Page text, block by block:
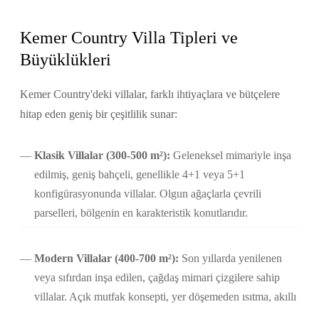
Kemer Country Villa Tipleri ve
Büyüklükleri
Kemer Country'deki villalar, farklı ihtiyaçlara ve bütçelere
hitap eden geniş bir çeşitlilik sunar:
Klasik Villalar (300-500 m²): Geleneksel mimariyle inşa
edilmiş, geniş bahçeli, genellikle 4+1 veya 5+1
konfigürasyonunda villalar. Olgun ağaçlarla çevrili
parselleri, bölgenin en karakteristik konutlarıdır.
Modern Villalar (400-700 m²): Son yıllarda yenilenen
veya sıfırdan inşa edilen, çağdaş mimari çizgilere sahip
villalar. Açık mutfak konsepti, yer döşemeden ısıtma, akıllı